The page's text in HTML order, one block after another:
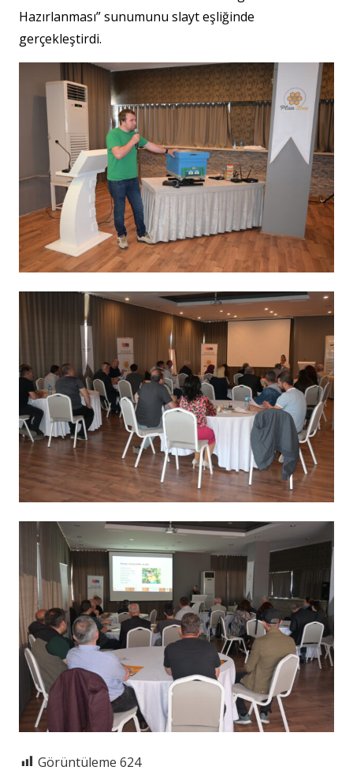
Hazırlanması” sunumunu slayt eşliğinde
gerçekleştirdi.
Görüntüleme 624